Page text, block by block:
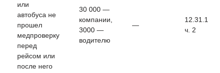
или
автобуса не
прошел
медпроверку
перед
рейсом или
после него
30 000 —
компании,
3000 —
водителю
—
12.31.1
ч. 2